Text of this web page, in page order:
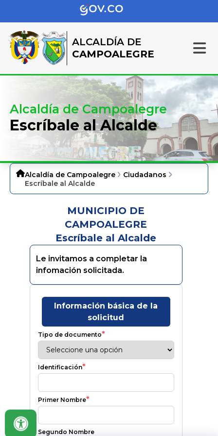
ALCALDÍA DE
CAMPOALEGRE
Alcaldía de Campoalegre
Escríbale al Alcalde
Alcaldía de Campoalegre
Ciudadanos
Escríbale al Alcalde